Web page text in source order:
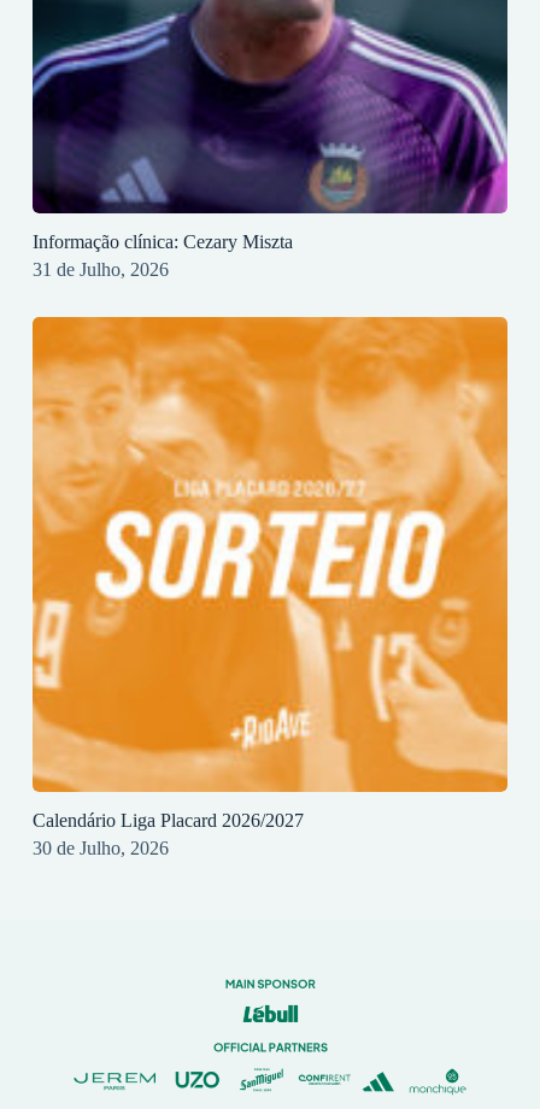
Informação clínica: Cezary Miszta
31 de Julho, 2026
Calendário Liga Placard 2026/2027
30 de Julho, 2026